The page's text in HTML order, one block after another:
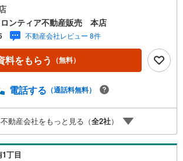
りません 特徴・駐車2台可・大桐小中学校徒歩5
子様の通学にも安心・シューズインクロークあ
グは吹抜で開放感があります・食洗器付きで毎
お助けします・水回り2階で同線良好・1階にう
洗い洗面器あり 立地・大桐小学校まで徒歩約3
中学校まで徒歩約5分 弊社が選ばれる理由 1.お金
ト！2.買い替えなどにも対応できる売却専門チー
うに審査が可能！4.物件のお引渡し後に必要に
のリフォームも弊社のリフォームプランナーが
定期的にご連絡を繋ぎ、有事の際に迅速にサポ
ますお気軽にお問合せください！
ンティア不動産販売 本店
不動産会社レビュー 8件
料をもらう （無料）
電話する （通話料無料）
動産会社をもっと見る（全2社）
丁目